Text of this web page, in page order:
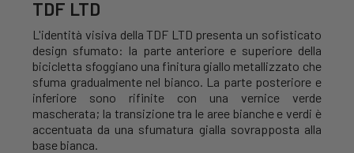
TDF LTD
L'identità visiva della TDF LTD presenta un sofisticato
design sfumato: la parte anteriore e superiore della
bicicletta sfoggiano una finitura giallo metallizzato che
sfuma gradualmente nel bianco. La parte posteriore e
inferiore sono rifinite con una vernice verde
mascherata; la transizione tra le aree bianche e verdi è
accentuata da una sfumatura gialla sovrapposta alla
base bianca.